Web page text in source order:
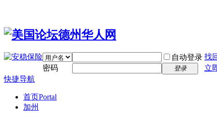
自动登录 找
密码
登录
立
快捷导航
首页Portal
加州